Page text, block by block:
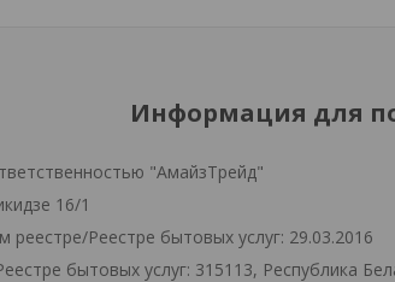
Информация для
"АмайзТрейд"
16/1
реестре/Реестре бытовых услуг: 29.03.2016
бытовых услуг: 315113, Республика